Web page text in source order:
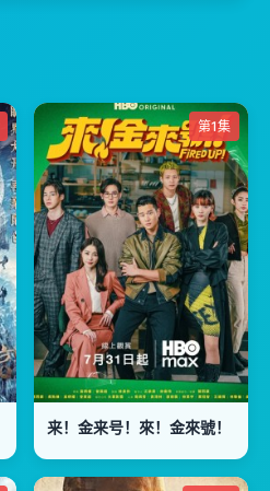
第1集
来！金来号！來！金來號！